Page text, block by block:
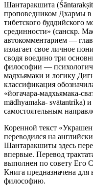
Шантаракшита
проповедником Дхармы в
тибетского буддийского
срединности» (санскр.
автокомментарием —
излагает свое личное
сводя воедино три
философии —
мадхьямаки и логику
классификация
«йогачара-мадхьямака-
mādhyamаka- svātantrika)
самостоятельным
Коренной текст
переводился на
Шантаракшиты здесь
впервые. Перевод
выполнен по совету Его
Книга предназначена
философию.